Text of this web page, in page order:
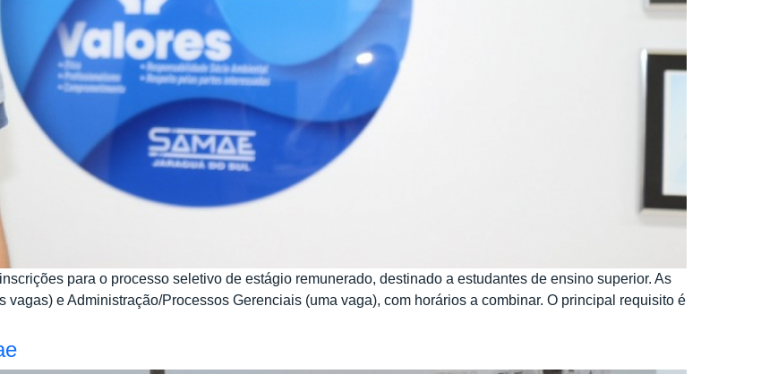
para o processo seletivo de estágio remunerado, destinado a estudantes de ensino superior. As
e Administração/Processos Gerenciais (uma vaga), com horários a combinar. O principal requisito é